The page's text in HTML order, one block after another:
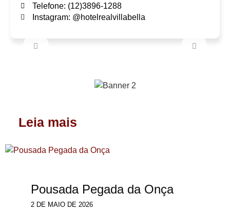
Telefone: (12)3896-1288
Instagram: @hotelrealvillabella
Leia mais
Pousada Pegada da Onça
2 DE MAIO DE 2026